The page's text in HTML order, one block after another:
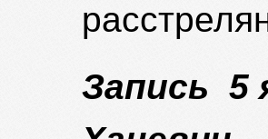
Запись 5